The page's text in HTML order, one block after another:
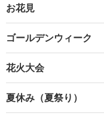
お花見
ゴールデンウィーク
花火大会
夏休み（夏祭り）